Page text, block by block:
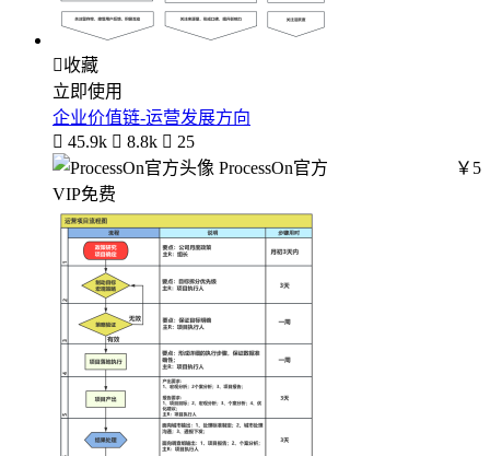
收藏
立即使用
企业价值链-运营发展方向
 45.9k  8.8k  25
ProcessOn官方
￥5
VIP免费